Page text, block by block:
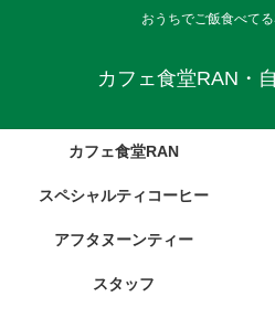
おうちでご飯食べて
カフェ食堂RAN・
カフェ食堂RAN
スペシャルティコーヒー
アフタヌーンティー
スタッフ